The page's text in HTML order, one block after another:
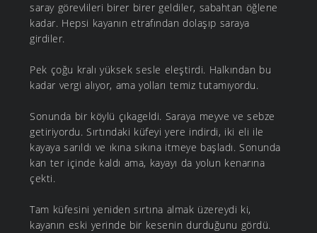
saray görevlileri birer birer geldiler, sabahtan öğlene
kadar. Hepsi kayanın etrafından dolaşıp saraya
girdiler.
Pek çoğu kralı yüksek sesle eleştirdi. Halkından bu
kadar vergi alıyor, ama yolları temiz tutamıyordu.
Sonunda bir köylü çıkageldi. Saraya meyve ve sebze
getiriyordu. Sırtındaki küfeyi yere indirdi, iki eli ile
kayaya sarıldı ve ıkına sıkına itmeye başladı. Sonunda
kan ter içinde kaldı ama, kayayı da yolun kenarına
çekti.
Tam küfesini yeniden sırtına almak üzereydi ki,
kayanın eski yerinde bir kesenin durduğunu gördü.